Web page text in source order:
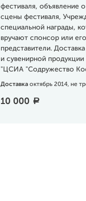
фестиваля, объявление
сцены фестиваля,
специальной награды,
вручают спонсор или его
представители.
и сувенирной
"ЦСИА "Содружество
Доставка октябрь 2014, не
10 000 a